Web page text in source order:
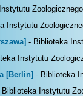
Zoologicznego
Instytutu
- Biblioteka
Instytutu
[Berlin] - Biblioteka
Biblioteka Instytutu